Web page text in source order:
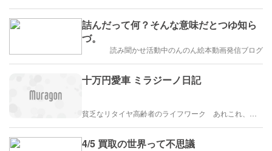
詰んだって何？そんな意味だとつゆ知ら
づ。
読み聞かせ活動中のんのん絵本動画発信ブログ
十万円愛車 ミラジーノ日記
4/5 買取の世界って不思議